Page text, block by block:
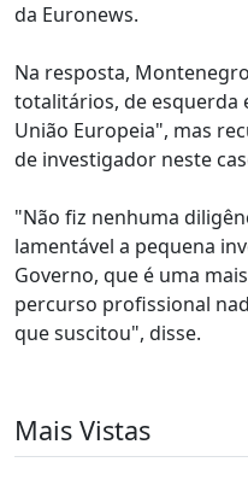
da Euronews.
Na resposta,
totalitários, de esquerda
União Europeia", mas
de investigador neste
"Não fiz nenhuma
lamentável a pequena
Governo, que é uma
percurso profissional
que suscitou", disse.
Mais Vistas